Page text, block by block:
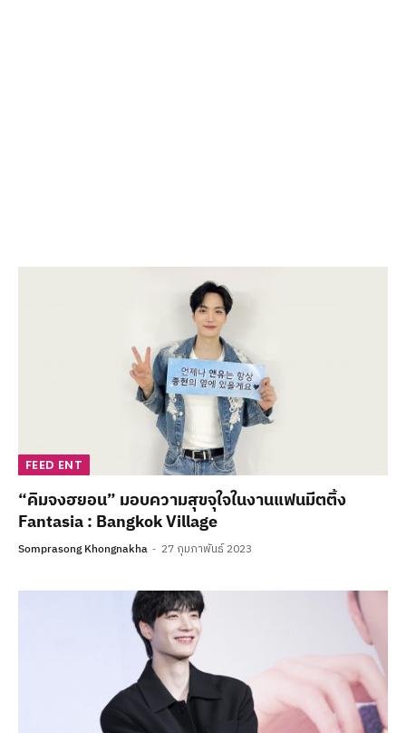
FEED ENT
“คิมจงฮยอน” มอบความสุขจุใจในงานแฟนมีตติ้ง
Fantasia : Bangkok Village
Somprasong Khongnakha 27 กุมภาพันธ์ 2023